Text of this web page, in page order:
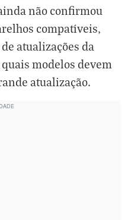
não confirmou
compatíveis,
atualizações da
modelos devem
atualização.